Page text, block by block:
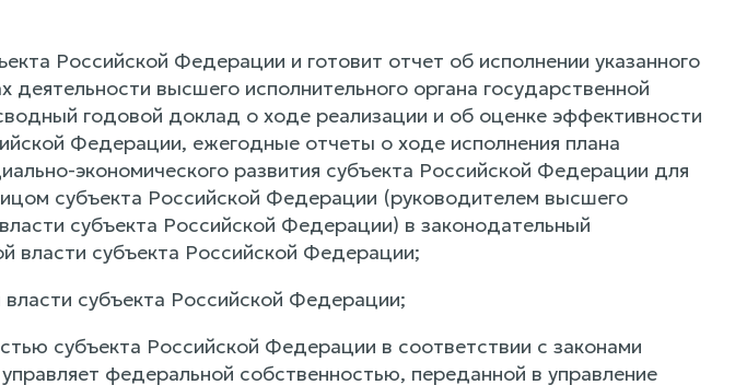
Российской Федерации и готовит отчет об исполнении указанного
высшего исполнительного органа государственной
годовой доклад о ходе реализации и об оценке эффективности
Федерации, ежегодные отчеты о ходе исполнения плана
экономического развития субъекта Российской Федерации для
субъекта Российской Федерации (руководителем высшего
субъекта Российской Федерации) в законодательный
власти субъекта Российской Федерации;
субъекта Российской Федерации;
субъекта Российской Федерации в соответствии с законами
федеральной собственностью, переданной в управление